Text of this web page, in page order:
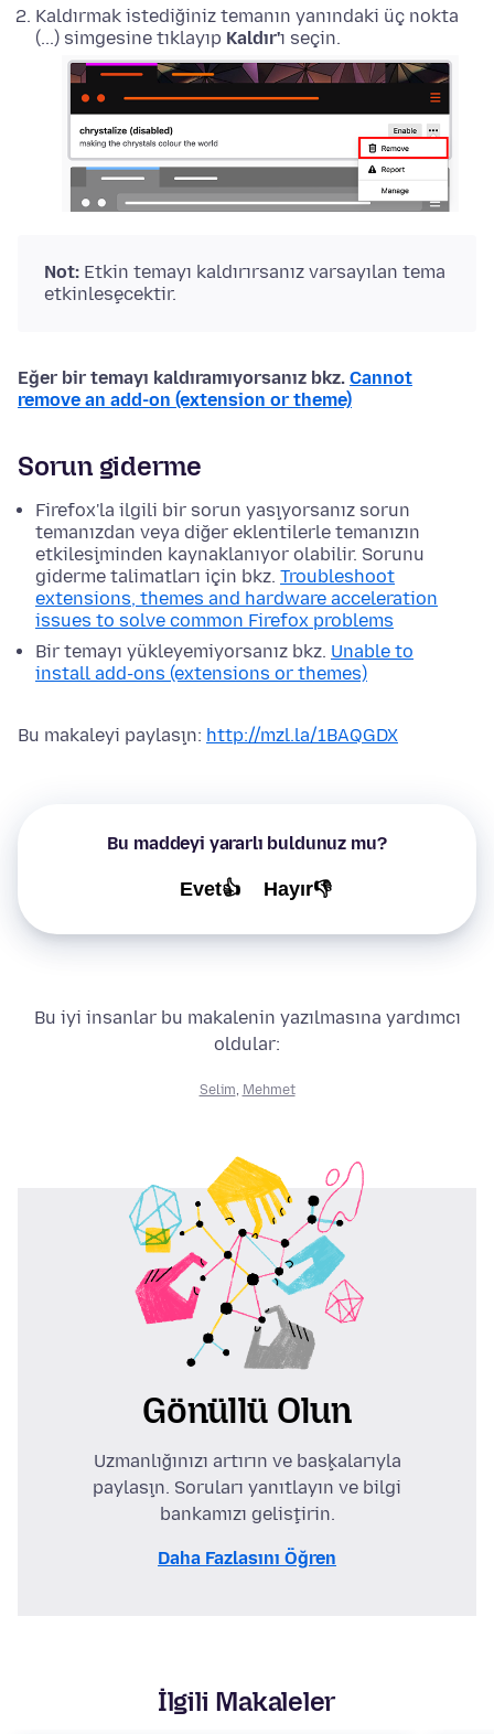
Kaldırmak istediğiniz temanın yanındaki üç nokta
(...) simgesine tıklayıp Kaldır'ı seçin.
Not: Etkin temayı kaldırırsanız varsayılan tema
etkinleşecektir.
Eğer bir temayı kaldıramıyorsanız bkz. Cannot
remove an add-on (extension or theme)
Sorun giderme
Firefox'la ilgili bir sorun yaşıyorsanız sorun
temanızdan veya diğer eklentilerle temanızın
etkileşiminden kaynaklanıyor olabilir. Sorunu
giderme talimatları için bkz. Troubleshoot
extensions, themes and hardware acceleration
issues to solve common Firefox problems
Bir temayı yükleyemiyorsanız bkz. Unable to
install add-ons (extensions or themes)
Bu makaleyi paylaşın: http://mzl.la/1BAQGDX
Bu maddeyi yararlı buldunuz mu?
Evet👍 Hayır👎
Bu iyi insanlar bu makalenin yazılmasına yardımcı
oldular:
Selim, Mehmet
Gönüllü Olun
Uzmanlığınızı artırın ve başkalarıyla
paylaşın. Soruları yanıtlayın ve bilgi
bankamızı geliştirin.
Daha Fazlasını Öğren
İlgili Makaleler